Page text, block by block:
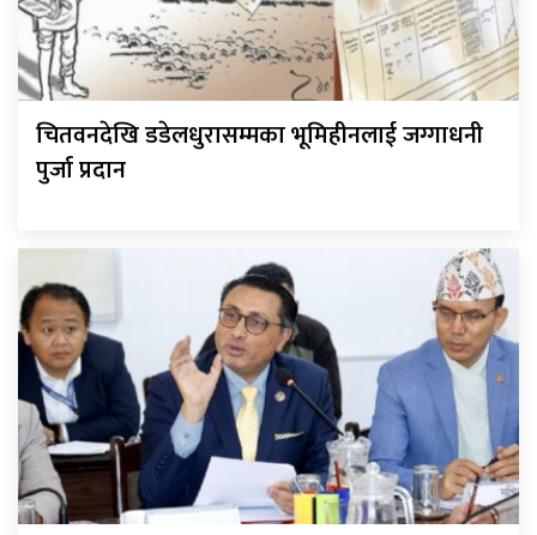
चितवनदेखि डडेलधुरासम्मका भूमिहीनलाई जग्गाधनी
पुर्जा प्रदान